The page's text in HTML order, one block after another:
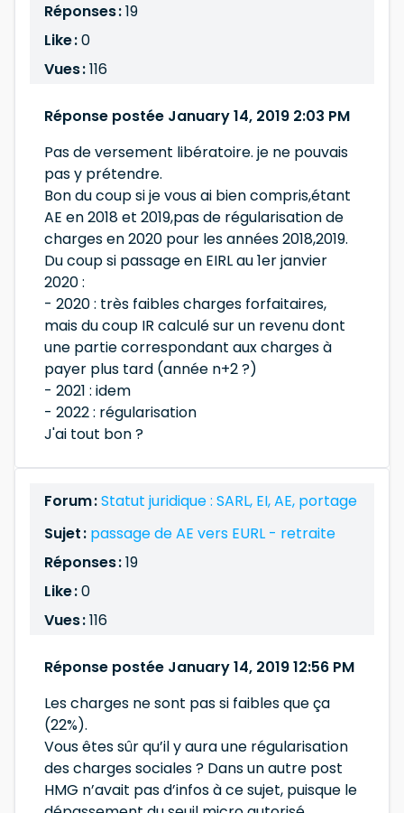
Réponses :19
Like :0
Vues :116
Réponse postée January 14, 2019 2:03 PM
Pas de versement libératoire. je ne pouvais
pas y prétendre.
Bon du coup si je vous ai bien compris,étant
AE en 2018 et 2019,pas de régularisation de
charges en 2020 pour les années 2018,2019.
Du coup si passage en EIRL au 1er janvier
2020 :
- 2020 : très faibles charges forfaitaires,
mais du coup IR calculé sur un revenu dont
une partie correspondant aux charges à
payer plus tard (année n+2 ?)
- 2021 : idem
- 2022 : régularisation
J'ai tout bon ?
Forum :Statut juridique : SARL, EI, AE, portage
Sujet : passage de AE vers EURL - retraite
Réponses :19
Like :0
Vues :116
Réponse postée January 14, 2019 12:56 PM
Les charges ne sont pas si faibles que ça
(22%).
Vous êtes sûr qu’il y aura une régularisation
des charges sociales ? Dans un autre post
HMG n’avait pas d’infos à ce sujet, puisque le